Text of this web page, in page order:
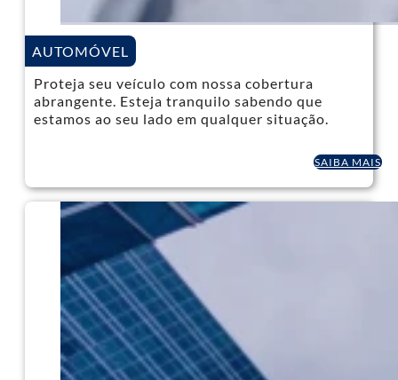
Proteja seu veículo com nossa cobertura
abrangente. Esteja tranquilo sabendo que
estamos ao seu lado em qualquer situação.
SAIBA MAIS
AUTOMÓVEL